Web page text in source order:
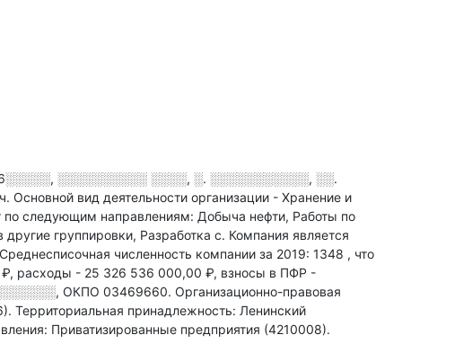
░░░░░░░░░░ ░░░░, ░. ░░░░░░░░░░░, ░░.
Основной вид деятельности организации - Хранение и
следующим направлениям: Добыча нефти, Работы по
группировки, Разработка с. Компания является
Среднесписочная численность компании за 2019: 1348 , что
расходы - 25 326 536 000,00 ₽, взносы в ПФР -
, ОКПО 03469660. Организационно-правовая
Территориальная принадлежность: Ленинский
Приватизированные предприятия (4210008).